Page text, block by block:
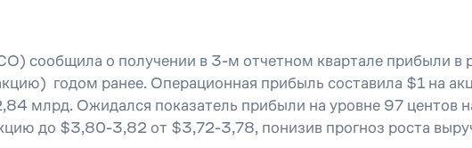
сообщила о получении в 3-м отчетном квартале прибыли
годом ранее. Операционная прибыль составила $1 на
млрд. Ожидался показатель прибыли на уровне 97 центов
до $3,80-3,82 от $3,72-3,78, понизив прогноз роста